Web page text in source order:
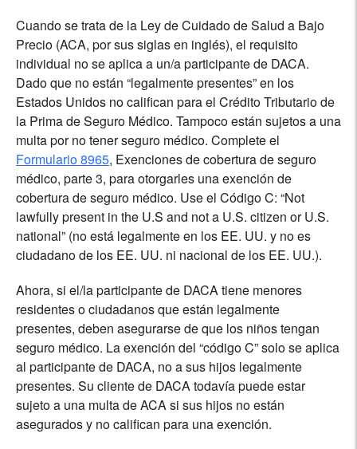
Cuando se trata de la Ley de Cuidado de Salud a Bajo
Precio (ACA, por sus siglas en inglés), el requisito
individual no se aplica a un/a participante de DACA.
Dado que no están “legalmente presentes” en los
Estados Unidos no califican para el Crédito Tributario de
la Prima de Seguro Médico. Tampoco están sujetos a una
multa por no tener seguro médico. Complete el
Formulario 8965, Exenciones de cobertura de seguro
médico, parte 3, para otorgarles una exención de
cobertura de seguro médico. Use el Código C: “Not
lawfully present in the U.S and not a U.S. citizen or U.S.
national” (no está legalmente en los EE. UU. y no es
ciudadano de los EE. UU. ni nacional de los EE. UU.).
Ahora, si el/la participante de DACA tiene menores
residentes o ciudadanos que están legalmente
presentes, deben asegurarse de que los niños tengan
seguro médico. La exención del “código C” solo se aplica
al participante de DACA, no a sus hijos legalmente
presentes. Su cliente de DACA todavía puede estar
sujeto a una multa de ACA si sus hijos no están
asegurados y no califican para una exención.